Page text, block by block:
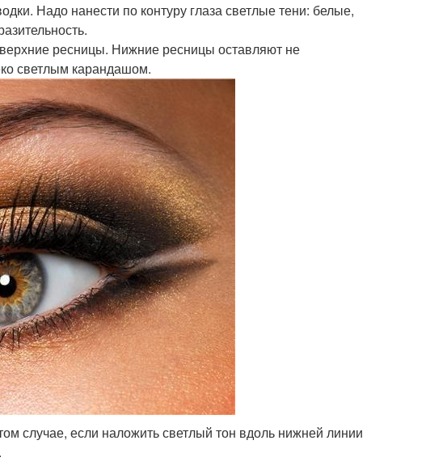
Надо нанести по контуру глаза светлые тени: белые,
ресницы. Нижние ресницы оставляют не
светлым карандашом.
случае, если наложить светлый тон вдоль нижней линии